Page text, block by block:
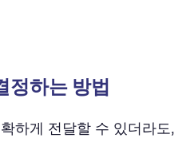
정하는 방법
하게 전달할 수 있더라도,